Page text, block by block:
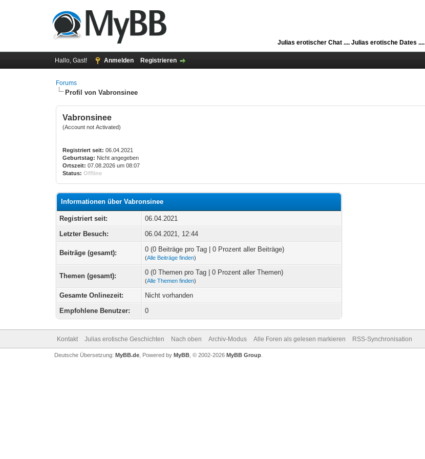
Julias erotischer Chat ....Julias erotische Dates ....
Hallo, Gast! Anmelden Registrieren
Forums
Profil von Vabronsinee
Vabronsinee
(Account not Activated)
Registriert seit: 06.04.2021
Geburtstag: Nicht angegeben
Ortszeit: 07.08.2026 um 08:07
Status: Offline
Informationen über Vabronsinee
Registriert seit:
06.04.2021
Letzter Besuch:
06.04.2021, 12:44
Beiträge (gesamt): 0 (0 Beiträge pro Tag | 0 Prozent aller Beiträge)
(Alle Beiträge finden)
Themen (gesamt): 0 (0 Themen pro Tag | 0 Prozent aller Themen)
(Alle Themen finden)
Gesamte Onlinezeit:
Nicht vorhanden
Empfohlene Benutzer:
0
Kontakt Julias erotische Geschichten Nach oben Archiv-Modus Alle Foren als gelesen markieren RSS-Synchronisation
Deutsche Übersetzung: MyBB.de, Powered by MyBB, © 2002-2026 MyBB Group.